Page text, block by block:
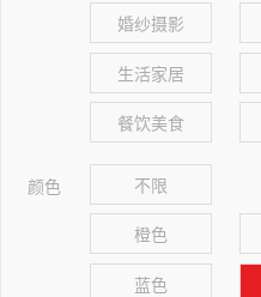
婚纱摄影
生活家居
餐饮美食
颜色 不限
橙色
蓝色